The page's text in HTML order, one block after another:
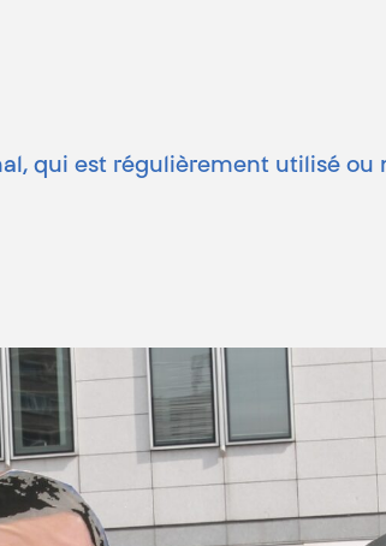
qui est régulièrement utilisé ou